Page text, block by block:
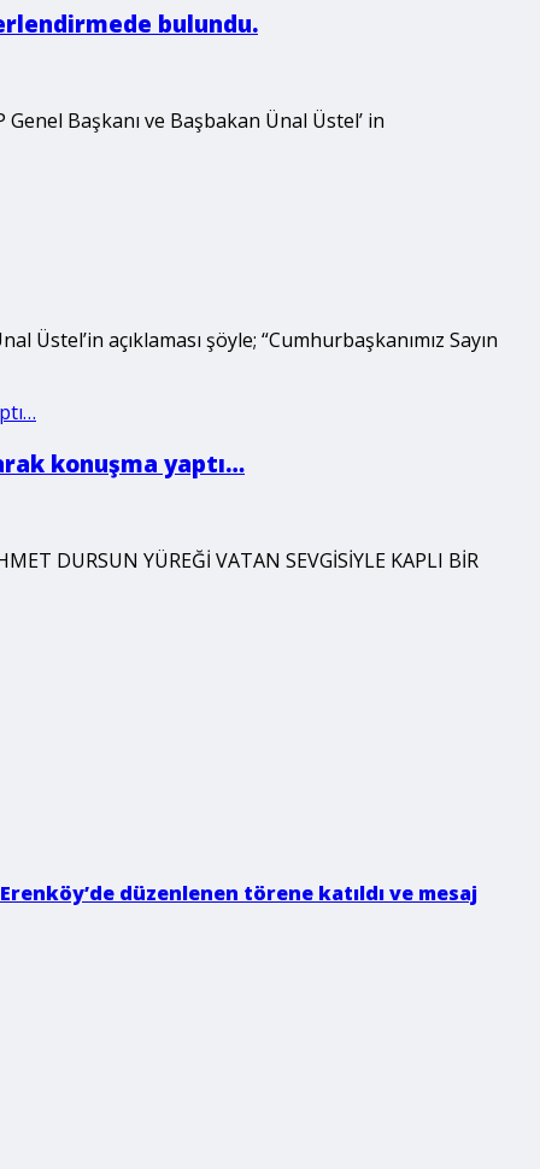
bulundu.
Başkanı ve Başbakan Ünal Üstel’ in
açıklaması şöyle; “Cumhurbaşkanımız Sayın
konuşma yaptı…
DURSUN YÜREĞİ VATAN SEVGİSİYLE KAPLI BİR
düzenlenen törene katıldı ve mesaj